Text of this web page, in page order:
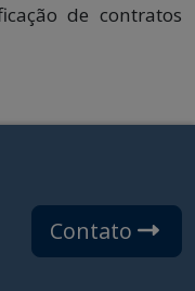
de contratos
Contato